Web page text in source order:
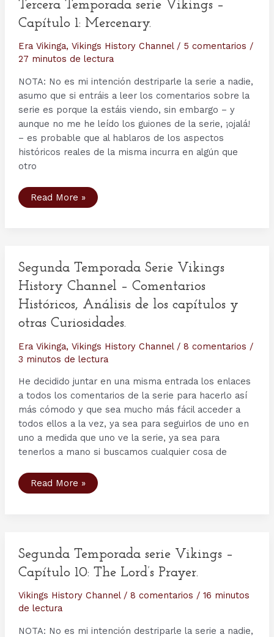
Tercera Temporada serie Vikings –
Capítulo 1: Mercenary.
Era Vikinga, Vikings History Channel/ 5 comentarios /
27 minutos de lectura
NOTA: No es mi intención destriparle la serie a nadie,
asumo que si entráis a leer los comentarios sobre la
serie es porque la estáis viendo, sin embargo – y
aunque no me he leído los guiones de la serie, ¡ojalá!
– es probable que al hablaros de los aspectos
históricos reales de la misma incurra en algún que
otro
Tercera
Temporada
Read More »
Segunda Temporada Serie Vikings
History Channel – Comentarios
Históricos, Análisis de los capítulos y
otras Curiosidades.
Era Vikinga, Vikings History Channel/ 8 comentarios /
3 minutos de lectura
He decidido juntar en una misma entrada los enlaces
a todos los comentarios de la serie para hacerlo así
más cómodo y que sea mucho más fácil acceder a
todos ellos a la vez, ya sea para seguirlos de uno en
uno a medida que uno ve la serie, ya sea para
tenerlos a mano si buscamos cualquier cosa de
Segunda
Temporada
Históricos,
Análisis
de
los
y
otras
Curiosidades.
Read More »
Segunda Temporada serie Vikings –
Capítulo 10: The Lord’s Prayer.
Vikings History Channel/ 8 comentarios / 16 minutos
de lectura
NOTA: No es mi intención destriparle la serie a nadie,